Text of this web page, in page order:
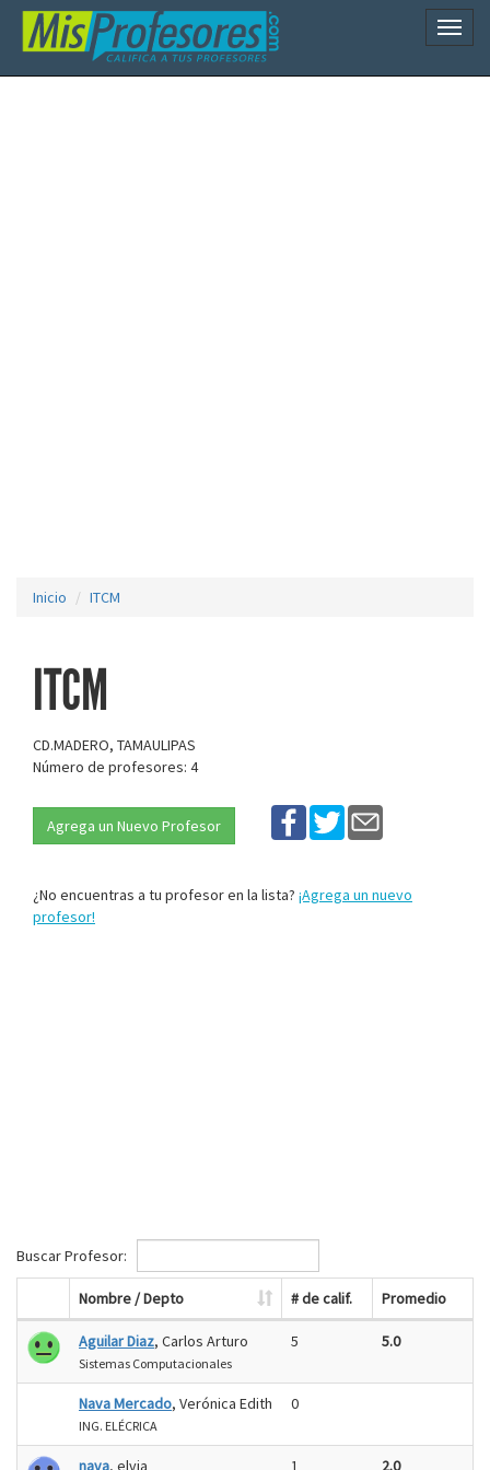
Inicio ITCM
ITCM
CD.MADERO, TAMAULIPAS
Número de profesores: 4
Agrega un Nuevo Profesor
¿No encuentras a tu profesor en la lista? ¡Agrega un nuevo
profesor!
Buscar Profesor:
Nombre / Depto # de calif. Promedio
Aguilar Diaz, Carlos Arturo
Sistemas Computacionales
5 5.0
Nava Mercado, Verónica Edith
ING. ELÉCRICA
0
nava, elvia 1 2.0